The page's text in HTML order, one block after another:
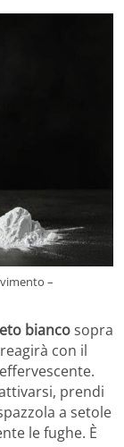
–
biancosopra
con il
prendi
a setole
le fughe. È